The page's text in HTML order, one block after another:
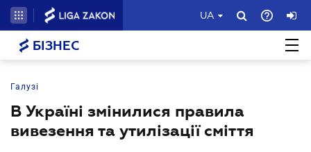
UA
БІЗНЕС
Галузі
В Україні змінилися правила
вивезення та утилізації сміття